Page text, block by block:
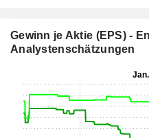
Gewinn je Aktie (EPS) -
Analystenschätzungen